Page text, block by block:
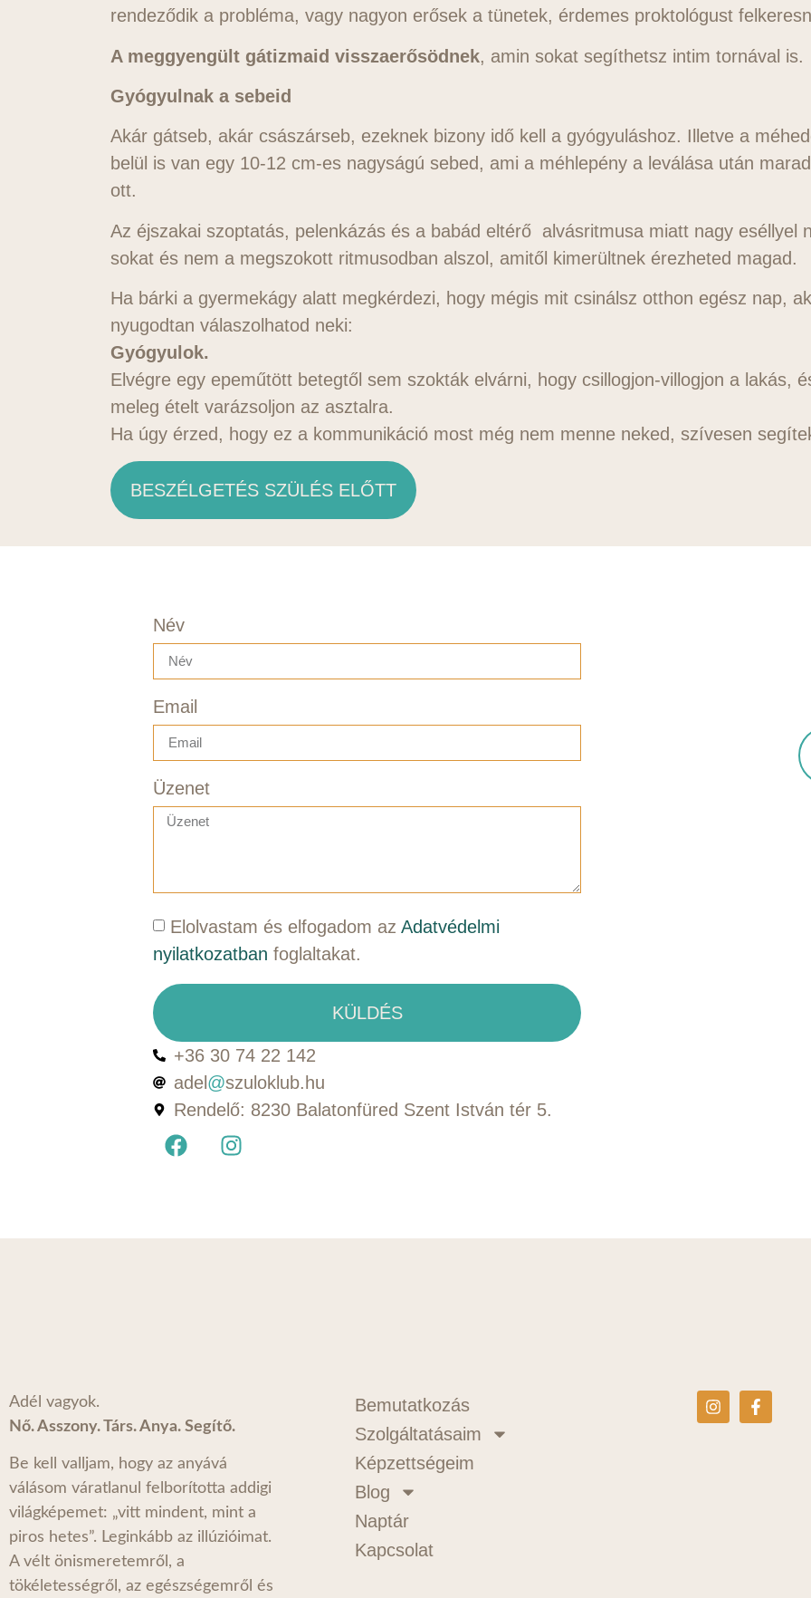
rendeződik a probléma, vagy nagyon erősek a tünetek, érdemes proktológust
A meggyengült gátizmaid visszaerősödnek, amin sokat segíthetsz intim tornával is.
Gyógyulnak a sebeid
Akár gátseb, akár császárseb, ezeknek bizony idő kell a gyógyuláshoz. Illetve a
belül is van egy 10-12 cm-es nagyságú sebed, ami a méhlepény a leválása után
ott.
Az éjszakai szoptatás, pelenkázás és a babád eltérő alvásritmusa miatt nagy eséllyel
sokat és nem a megszokott ritmusodban alszol, amitől kimerültnek érezheted magad.
Ha bárki a gyermekágy alatt megkérdezi, hogy mégis mit csinálsz otthon egész nap,
nyugodtan válaszolhatod neki:
Gyógyulok.
Elvégre egy epeműtött betegtől sem szokták elvárni, hogy csillogjon-villogjon a lakás,
meleg ételt varázsoljon az asztalra.
Ha úgy érzed, hogy ez a kommunikáció most még nem menne neked, szívesen
BESZÉLGETÉS SZÜLÉS ELŐTT
Név
Email
Üzenet
Elolvastam és elfogadom az Adatvédelmi
nyilatkozatban foglaltakat.
KÜLDÉS
+36 30 74 22 142
adel @szuloklub.hu
Rendelő: 8230 Balatonfüred Szent István tér 5.
Adél vagyok.
Nő. Asszony. Társ. Anya. Segítő.
Be kell valljam, hogy az anyává
válásom váratlanul felborította addigi
világképemet: „vitt mindent, mint a
piros hetes”. Leginkább az illúzióimat.
A vélt önismeretemről, a
tökéletességről, az egészségemről és
Bemutatkozás
Szolgáltatásaim
Képzettségeim
Blog
Naptár
Kapcsolat